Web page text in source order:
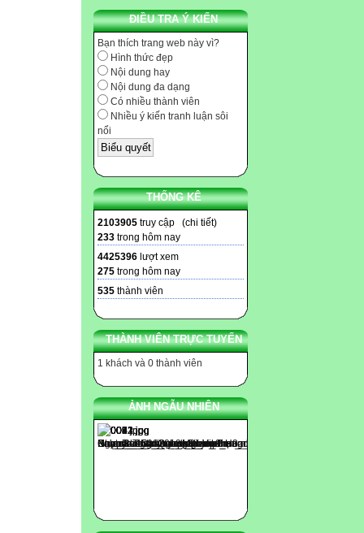
ĐIỀU TRA Ý KIẾN
Bạn thích trang web này vì?
Hình thức đẹp
Nội dung hay
Nội dung đa dạng
Có nhiều thành viên
Nhiều ý kiến tranh luận sôi
nổi
THỐNG KÊ
2103905 truy cập (chi tiết)
233 trong hôm nay
4425396 lượt xem
275 trong hôm nay
535 thành viên
THÀNH VIÊN TRỰC TUYẾN
1 khách và 0 thành viên
ẢNH NGẪU NHIÊN